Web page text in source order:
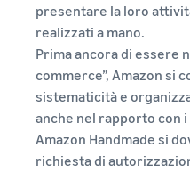
presentare la loro
realizzati a mano.
Prima ancora di essere
commerce”, Amazon si
sistematicità e
anche nel rapporto con
Amazon Handmade si
richiesta di